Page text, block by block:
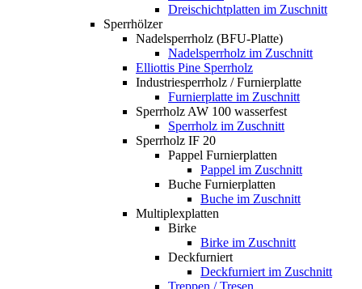
Dreischichtplatten im Zuschnitt
Sperrhölzer
Nadelsperrholz (BFU-Platte)
Nadelsperrholz im Zuschnitt
Elliottis Pine Sperrholz
Industriesperrholz / Furnierplatte
Furnierplatte im Zuschnitt
Sperrholz AW 100 wasserfest
Sperrholz im Zuschnitt
Sperrholz IF 20
Pappel Furnierplatten
Pappel im Zuschnitt
Buche Furnierplatten
Buche im Zuschnitt
Multiplexplatten
Birke
Birke im Zuschnitt
Deckfurniert
Deckfurniert im Zuschnitt
Treppen / Tresen